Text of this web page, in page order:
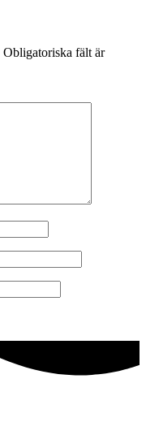
Obligatoriska fält är